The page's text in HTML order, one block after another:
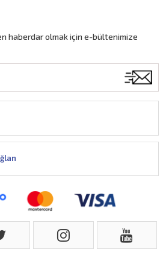
haberdar olmak için e-bültenimize